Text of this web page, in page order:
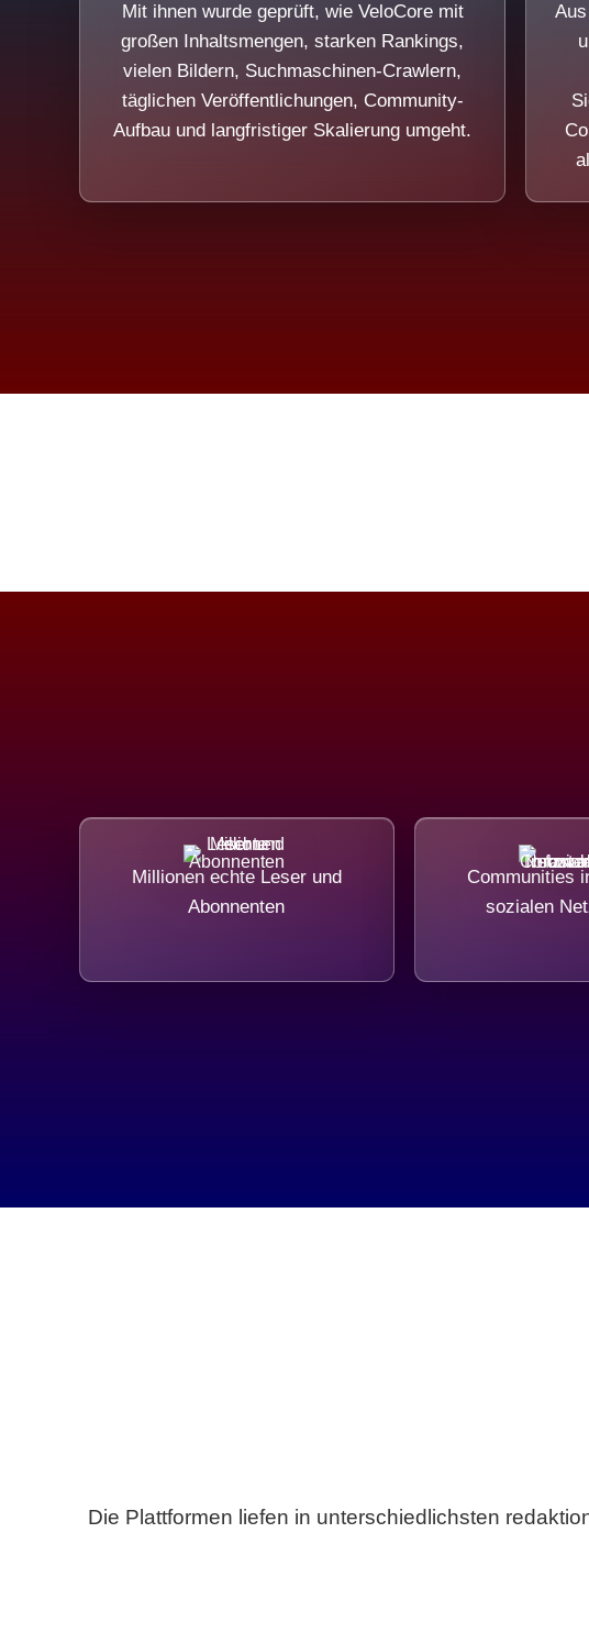
Mit ihnen wurde geprüft, wie VeloCore mit
großen Inhaltsmengen, starken Rankings,
vielen Bildern, Suchmaschinen-Crawlern,
täglichen Veröffentlichungen, Community-
Aufbau und langfristiger Skalierung umgeht.
Millionen echte Leser und
Abonnenten
Communities
sozialen
Die Plattformen liefen in unterschiedlichsten